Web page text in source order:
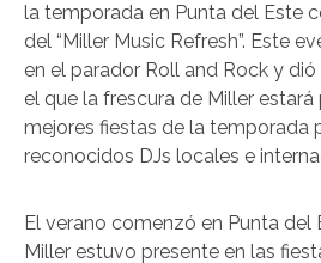
la temporada en Punta del Este
del “Miller Music Refresh”. Este
en el parador Roll and Rock y
el que la frescura de Miller estará
mejores fiestas de la temporada
reconocidos DJs locales e
El verano comenzó en Punta del
Miller estuvo presente en las